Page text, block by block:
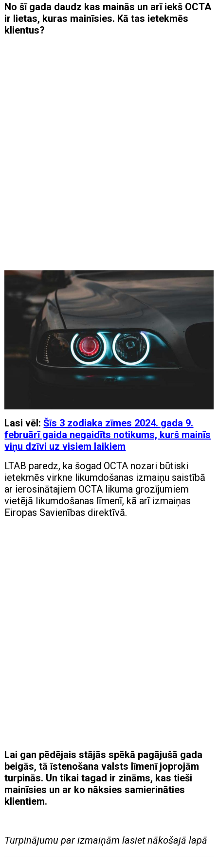
No šī gada daudz kas mainās un arī iekš OCTA
ir lietas, kuras mainīsies. Kā tas ietekmēs
klientus?
Lasi vēl:Šīs 3 zodiaka zīmes 2024. gada 9.
februārī gaida negaidīts notikums, kurš mainīs
viņu dzīvi uz visiem laikiem
LTAB paredz, ka šogad OCTA nozari būtiski
ietekmēs virkne likumdošanas izmaiņu saistībā
ar ierosinātajiem OCTA likuma grozījumiem
vietējā likumdošanas līmenī, kā arī izmaiņas
Eiropas Savienības direktīvā.
Lai gan pēdējais stājās spēkā pagājušā gada
beigās, tā īstenošana valsts līmenī joprojām
turpinās. Un tikai tagad ir zināms, kas tieši
mainīsies un ar ko nāksies samierināties
klientiem.
Turpinājumu par izmaiņām lasiet nākošajā lapā